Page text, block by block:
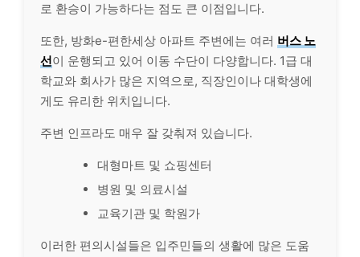
로 환승이 가능하다는 점도 큰 이점입니다.
또한, 방화e-편한세상 아파트 주변에는 여러 버스 노
선이 운행되고 있어 이동 수단이 다양합니다. 1급 대
학교와 회사가 많은 지역으로, 직장인이나 대학생에
게도 유리한 위치입니다.
주변 인프라도 매우 잘 갖춰져 있습니다.
대형마트 및 쇼핑센터
병원 및 의료시설
교육기관 및 학원가
이러한 편의시설들은 입주민들의 생활에 많은 도움